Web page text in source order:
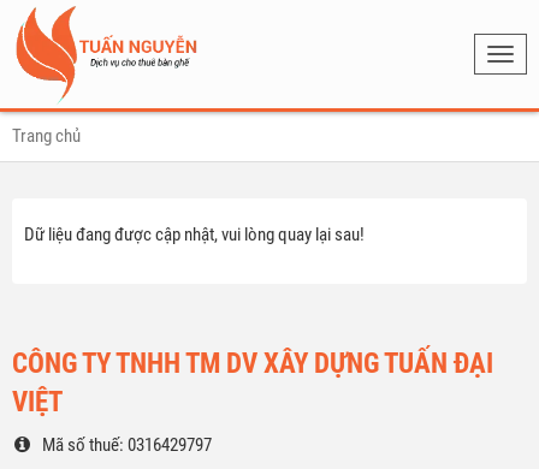
Trang chủ
Dữ liệu đang được cập nhật, vui lòng quay lại sau!
CÔNG TY TNHH TM DV XÂY DỰNG TUẤN ĐẠI
VIỆT
Mã số thuế: 0316429797